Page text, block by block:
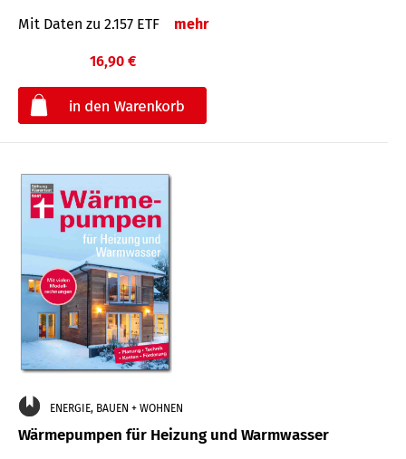
Mit Daten zu 2.157 ETF mehr
16,90 €
ENERGIE, BAUEN + WOHNEN
Wärmepumpen für Heizung und Warmwasser